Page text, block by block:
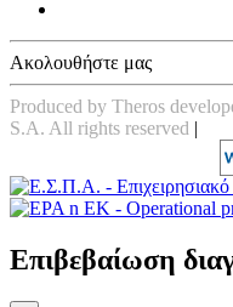
Ακολουθήστε μας
Produced by Theros
S.A. All rights reserved |
Επιβεβαίωση